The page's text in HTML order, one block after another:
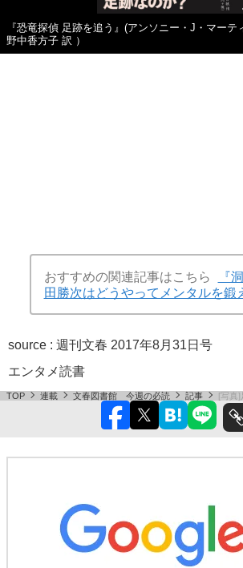
『恐竜探偵 足跡を追う』(アンソニー・J・マー
野中香方子 訳 ）
おすすめの関連記事はこちら
『
田勝次はどうやってメンタルを鍛
source : 週刊文春 2017年8月31日号
エンタメ読書
TOP 連載 文春図書館 今週の必読 記事 [写真